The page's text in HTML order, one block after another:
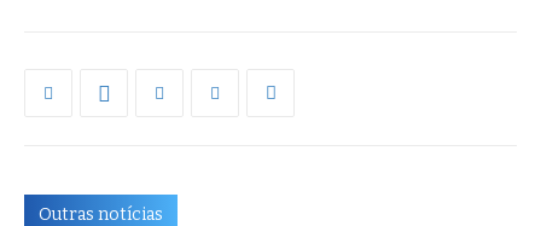
Outras notícias